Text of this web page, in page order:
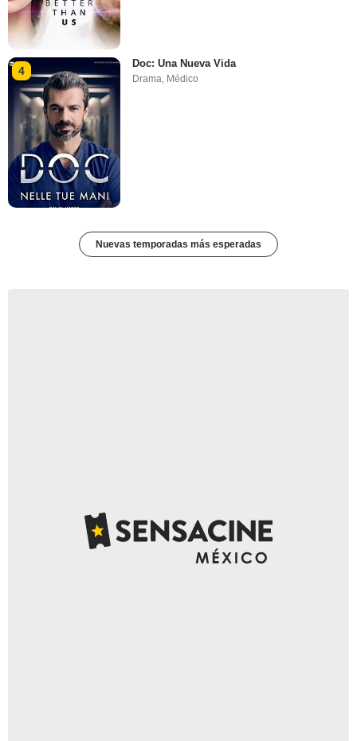
4
Doc: Una Nueva Vida
Drama, Médico
Nuevas temporadas más esperadas